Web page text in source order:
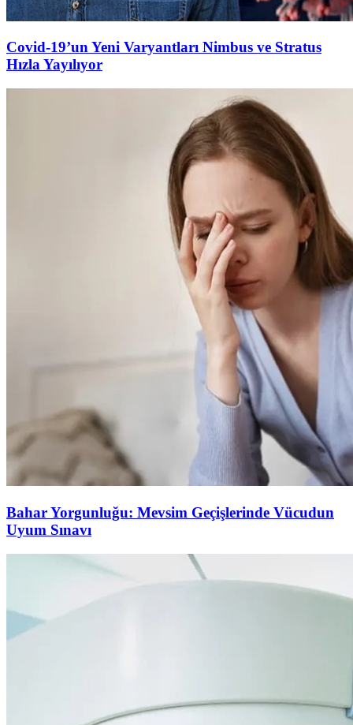
Covid-19’un Yeni Varyantları Nimbus ve Stratus
Hızla Yayılıyor
Bahar Yorgunluğu: Mevsim Geçişlerinde Vücudun
Uyum Sınavı